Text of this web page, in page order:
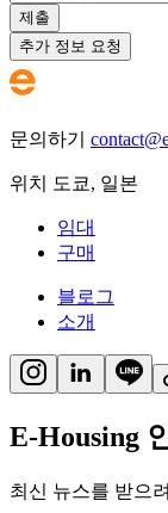
제출
추가 정보 요청
문의하기
위치 도쿄, 일본
임대
구매
블로그
소개
E-Housing
최신 뉴스를 받으